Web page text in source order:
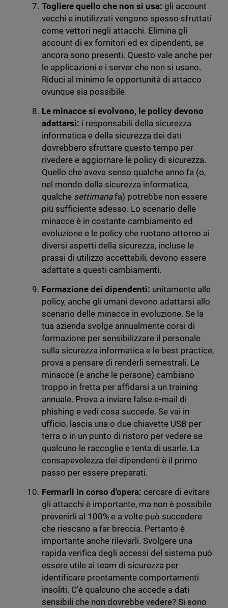
Togliere quello che non si usa: gli account
vecchi e inutilizzati vengono spesso sfruttati
come vettori negli attacchi. Elimina gli
account di ex fornitori ed ex dipendenti, se
ancora sono presenti. Questo vale anche per
le applicazioni e i server che non si usano.
Riduci al minimo le opportunità di attacco
ovunque sia possibile.
Le minacce si evolvono, le policy devono
adattarsi: i responsabili della sicurezza
informatica e della sicurezza dei dati
dovrebbero sfruttare questo tempo per
rivedere e aggiornare le policy di sicurezza.
Quello che aveva senso qualche anno fa (o,
nel mondo della sicurezza informatica,
qualche settimanafa) potrebbe non essere
più sufficiente adesso. Lo scenario delle
minacce è in costante cambiamento ed
evoluzione e le policy che ruotano attorno ai
diversi aspetti della sicurezza, incluse le
prassi di utilizzo accettabili, devono essere
adattate a questi cambiamenti.
Formazione dei dipendenti: unitamente alle
policy, anche gli umani devono adattarsi allo
scenario delle minacce in evoluzione. Se la
tua azienda svolge annualmente corsi di
formazione per sensibilizzare il personale
sulla sicurezza informatica e le best practice,
prova a pensare di renderli semestrali. Le
minacce (e anche le persone) cambiano
troppo in fretta per affidarsi a un training
annuale. Prova a inviare false e-mail di
phishing e vedi cosa succede. Se vai in
ufficio, lascia una o due chiavette USB per
terra o in un punto di ristoro per vedere se
qualcuno le raccoglie e tenta di usarle. La
consapevolezza dei dipendenti è il primo
passo per essere preparati.
Fermarli in corso d'opera: cercare di evitare
gli attacchi è importante, ma non è possibile
prevenirli al 100% e a volte può succedere
che riescano a far breccia. Pertanto è
importante anche rilevarli. Svolgere una
rapida verifica degli accessi del sistema può
essere utile ai team di sicurezza per
identificare prontamente comportamenti
insoliti. C'è qualcuno che accede a dati
sensibili che non dovrebbe vedere? Si sono